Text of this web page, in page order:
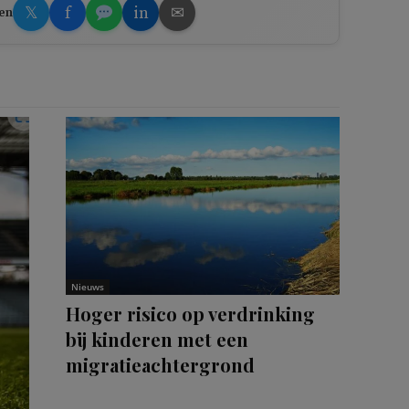
𝕏 f in ✉
Nieuws
Hoger risico op verdrinking
bij kinderen met een
migratieachtergrond